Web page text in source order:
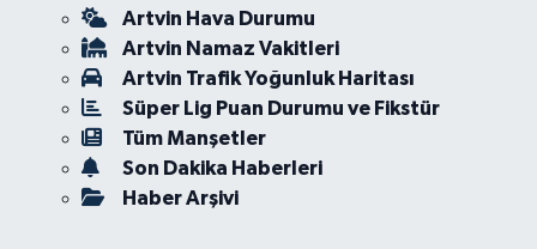
Artvin Hava Durumu
Artvin Namaz Vakitleri
Artvin Trafik Yoğunluk Haritası
Süper Lig Puan Durumu ve Fikstür
Tüm Manşetler
Son Dakika Haberleri
Haber Arşivi